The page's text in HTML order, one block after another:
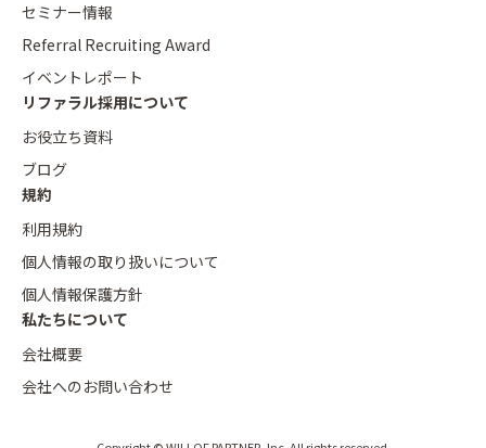
セミナー情報
Referral Recruiting Award
イベントレポート
リファラル採用について
お役立ち資料
ブログ
規約
利用規約
個人情報の取り扱いについて
個人情報保護方針
私たちについて
会社概要
会社へのお問い合わせ